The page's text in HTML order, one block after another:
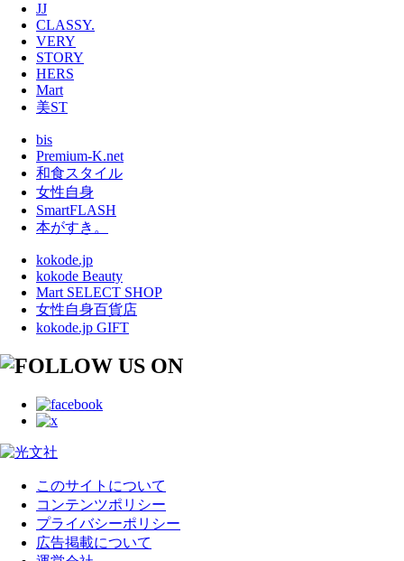
JJ
CLASSY.
VERY
STORY
HERS
Mart
美ST
bis
Premium-K.net
和食スタイル
女性自身
SmartFLASH
本がすき。
kokode.jp
kokode Beauty
Mart SELECT SHOP
女性自身百貨店
kokode.jp GIFT
このサイトについて
コンテンツポリシー
プライバシーポリシー
広告掲載について